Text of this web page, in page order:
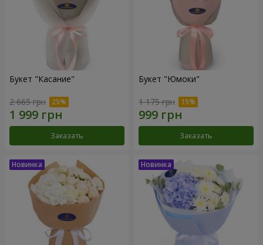
Букет "Касание"
2 665 грн
Заказать
Букет "Юмоки"
1 175 грн
Заказать